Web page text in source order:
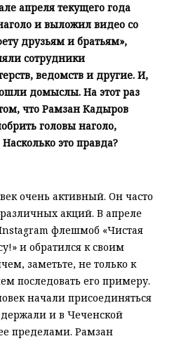
апреля текущего года
и выложил видео со
друзьям и братьям»,
сотрудники
ведомств и другие. И,
домыслы. На этот раз
что Рамзан Кадыров
головы наголо,
это правда?
очень активный. Он часто
акций. В апреле
Instagram флешмоб «Чистая
и обратился к своим
заметьте, не только к
последовать его примеру.
начали присоединяться
и в Чеченской
пределами. Рамзан